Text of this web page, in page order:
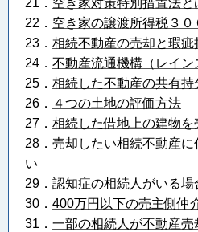
21． 空き家対策特別措置法と
22． 空き家の譲渡所得税３
23． 相続不動産の売却と瑕疵
24． 不動産流通機構（レイン
25． 相続した不動産の共有
26． ４つの土地の評価方法
27． 相続した借地上の建物を
28． 売却したい相続不動産
い
29． 認知症の相続人がいる
30． 400万円以下の売主側仲
31． 一部の相続人が不動産